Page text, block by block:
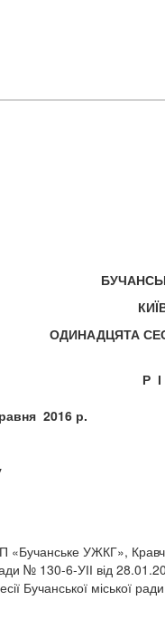
ОДИНАДЦЯТА
Р
» травня
УЖКГ»,
№ 130-6-УІІ від
Бучанської міської